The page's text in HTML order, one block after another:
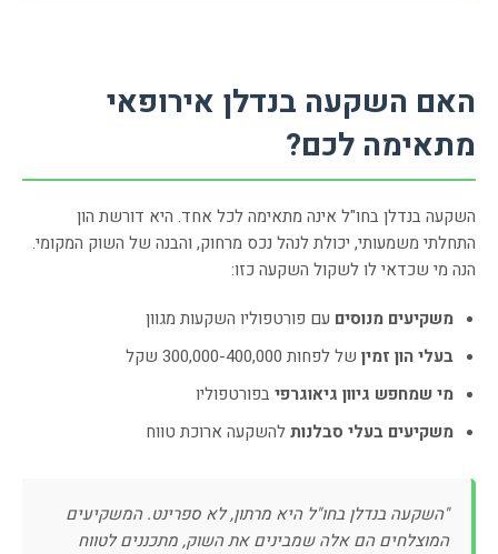
האם השקעה בנדלן אירופאי
מתאימה לכם?
השקעה בנדלן בחו"ל אינה מתאימה לכל אחד. היא דורשת הון
התחלתי משמעותי, יכולת לנהל נכס מרחוק, והבנה של השוק המקומי.
הנה מי שכדאי לו לשקול השקעה כזו:
משקיעים מנוסים עם פורטפוליו השקעות מגוון
בעלי הון זמין של לפחות 300,000-400,000 שקל
מי שמחפש גיוון גיאוגרפיבפורטפוליו
משקיעים בעלי סבלנותלהשקעה ארוכת טווח
"השקעה בנדלן בחו"ל היא מרתון, לא ספרינט. המשקיעים
המוצלחים הם אלה שמבינים את השוק, מתכננים לטווח